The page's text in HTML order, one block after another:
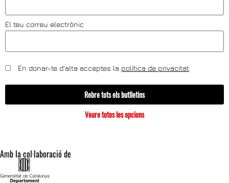
El teu correu electrònic
En donar-te d'alta acceptes la política de privacitat
Rebre tots els butlletins
Veure totes les opcions
Amb la col·laboració de